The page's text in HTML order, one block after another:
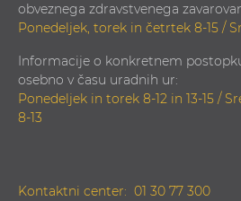
obveznega zdravstvenega
Ponedeljek, torek in četrtek 8-15 /
Informacije o konkretnem
osebno v času uradnih ur:
Ponedeljek in torek 8-12 in 13-15 /
8-13
Kontaktni center: 01 30 77 300